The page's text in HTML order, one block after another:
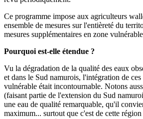
Ce programme impose aux agriculteurs
ensemble de mesures sur l'entièreté du
mesures supplémentaires en zone
Pourquoi est-elle étendue ?
Vu la dégradation de la qualité des eaux
et dans le Sud namurois, l'intégration de
vulnérable était incontournable. Notons
(faisant partie de l'extension du Sud
une eau de qualité remarquable, qu'il
maximum... surtout que c'est de cette